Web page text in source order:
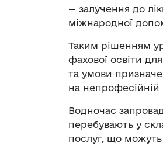
— залучення до
міжнародної
Таким рішенням
фахової освіти
та умови
на непрофесійній
Водночас
перебувають у
послуг, що